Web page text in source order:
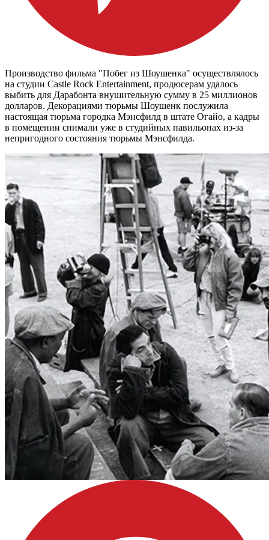
Производство фильма "Побег из Шоушенка" осуществлялось
на студии Castle Rock Entertainment, продюсерам удалось
выбить для Дарабонта внушительную сумму в 25 миллионов
долларов. Декорациями тюрьмы Шоушенк послужила
настоящая тюрьма городка Мэнсфилд в штате Огайо, а кадры
в помещении снимали уже в студийных павильонах из-за
непригодного состояния тюрьмы Мэнсфилда.